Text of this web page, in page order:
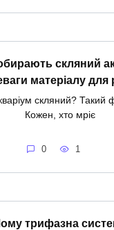
скляний
матеріалу для
скляний? Такий
Кожен, хто мріє
0 1
трифазна